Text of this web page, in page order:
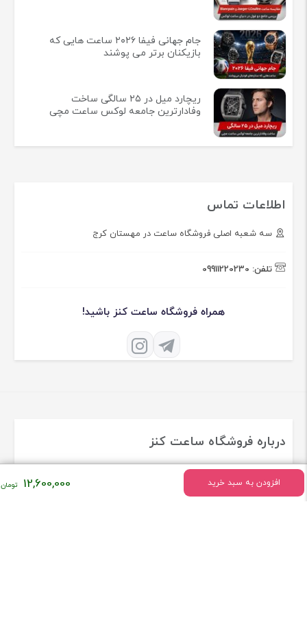
افزودن به سبد خرید 12,600,000
جام جهانی فیفا ۲۰۲۶ ساعت هایی که
بازیکنان برتر می پوشند
ریچارد میل در ۲۵ سالگی ساخت
وفادارترین جامعه لوکس ساعت مچی
اطلاعات تماس
سه شعبه اصلی فروشگاه ساعت در مهستان کرج
تلفن: 09911220230
همراه فروشگاه ساعت کنز باشید!
درباره فروشگاه ساعت کنز
ساعت های اورجینال و برند معروف دنیا شروع کرد